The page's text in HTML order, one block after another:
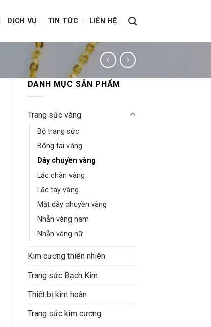
DỊCH VỤ TIN TỨC LIÊN HỆ
DANH MỤC SẢN PHẨM
Trang sức vàng
Bộ trang sức
Bông tai vàng
Dây chuyền vàng
Lắc chân vàng
Lắc tay vàng
Mặt dây chuyền vàng
Nhẫn vàng nam
Nhẫn vàng nữ
Kim cương thiên nhiên
Trang sức Bạch Kim
Thiết bị kim hoàn
Trang sức kim cương